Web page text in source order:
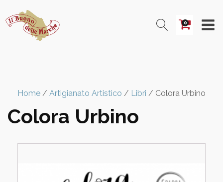
0
Home / Artigianato Artistico / Libri / Colora Urbino
Colora Urbino